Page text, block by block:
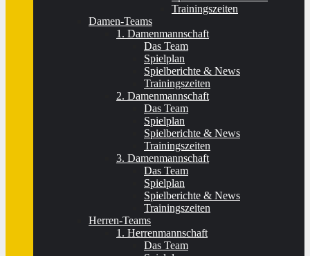
Trainingszeiten
Damen-Teams
1. Damenmannschaft
Das Team
Spielplan
Spielberichte & News
Trainingszeiten
2. Damenmannschaft
Das Team
Spielplan
Spielberichte & News
Trainingszeiten
3. Damenmannschaft
Das Team
Spielplan
Spielberichte & News
Trainingszeiten
Herren-Teams
1. Herrenmannschaft
Das Team